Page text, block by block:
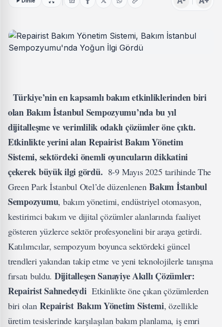
Türkiye’nin en kapsamlı bakım etkinliklerinden biri
olan Bakım İstanbul Sempozyumu’nda bu yıl
dijitalleşme ve verimlilik odaklı çözümler öne çıktı.
Etkinlikte yerini alan Repairist Bakım Yönetim
Sistemi, sektördeki önemli oyuncuların dikkatini
çekerek büyük ilgi gördü. 8-9 Mayıs 2025 tarihinde The
Green Park İstanbul Otel’de düzenlenenBakım İstanbul
Sempozyumu, bakım yönetimi, endüstriyel otomasyon,
kestirimci bakım ve dijital çözümler alanlarında faaliyet
gösteren yüzlerce sektör profesyonelini bir araya getirdi.
Katılımcılar, sempozyum boyunca sektördeki güncel
trendleri yakından takip etme ve yeni teknolojilerle tanışma
fırsatı buldu. Dijitalleşen Sanayiye Akıllı Çözümler:
Repairist Sahnedeydi Etkinlikte öne çıkan çözümlerden
biri olanRepairist Bakım Yönetim Sistemi, özellikle
üretim tesislerinde karşılaşılan bakım planlama, iş emri